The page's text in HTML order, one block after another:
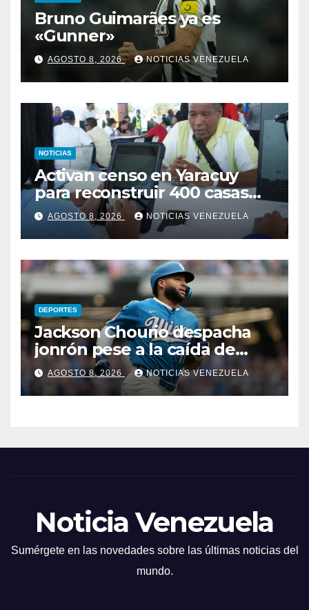
Bruno Guimarães ya es
«Gunner»
AGOSTO 8, 2026 NOTICIAS VENEZUELA
NOTICIAS
Activan censo en Yaracuy
para reconstruir 400 casas
tras sismos del 24J
AGOSTO 8, 2026 NOTICIAS VENEZUELA
DEPORTES
Jackson Chourio despacha
jonrón pese a la caída de
Milwaukee
AGOSTO 8, 2026 NOTICIAS VENEZUELA
Noticia Venezuela
Sumérgete en las novedades sobre las últimas noticias del
mundo.